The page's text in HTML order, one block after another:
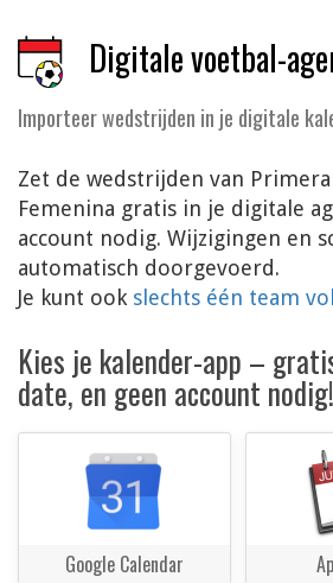
Digitale voetbal-
Importeer wedstrijden in je digitale
Zet de wedstrijden van
Femenina gratis in je digitale
account nodig. Wijzigingen en
automatisch doorgevoerd.
Je kunt ook slechts één team
Kies je kalender-app –
date, en geen account nodig!
Google Calendar